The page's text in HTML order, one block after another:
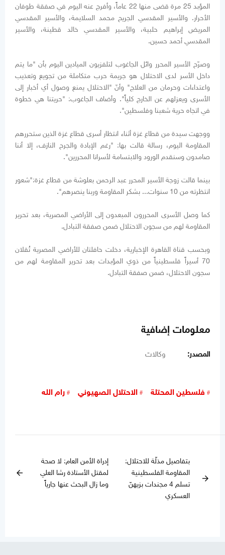
المؤبد 25 مرة قضى منها 22 عاماً، وأفرج عنه اليوم في صفقة طوفان
الأحرار. والأسير المقدسي الجريح محمد السلايمة، والأسير المقدسي
المريض إبراهيم حلبية، والأسير المقدسي خالد قطينة، والأسير
المقدسي أحمد حسين.
وصرّح الأسير المحرر وائل الجاغوب لتلفزيون الميادين اليوم بأن "ما يتم
داخل الأسر لدى الاحتلال هو جريمة حرب متكاملة من تجويع وتعذيب
واعتداءات وحرمان من العلاج" وأنّ "الاحتلال يمنع وصول أي أخبار إلى
الأسرى ويعزلهم عن الخارج كلياً". وأضاف الجاغوب: "حريتنا هي خطوة
في اتجاه حرية شعبنا وفلسطين".
ووجهت سيدة من قطاع غزة أثناء انتظار أسرى قطاع غزة الذين ستحررهم
المقاومة اليوم، رسالة قالت بها: "رغم الإبادة والجرح النازف، إلا أننا
صامدون وسنقدم الورود والابتسامة لأسرانا المحررين".
بينما قالت زوجة الأسير المحرر عبد الرحمن بعلوشة من قطاع غزة:"شعور
انتظرته من 10 سنوات... بشكر المقاومة وربنا ينصرهم".
كما وصل الأسرى المحررون المبعدون إلى الأراضي المصرية، بعد تحرير
المقاومة لهم من سجون الاحتلال ضمن صفقة التبادل.
وبحسب قناة القاهرة الإخبارية، دخلت حافلتان للأراضي المصرية تُقلان
70 أسيراً فلسطينياً من ذوي المؤبدات بعد تحرير المقاومة لهم من
سجون الاحتلال، ضمن صفقة التبادل.
معلومات إضافية
المصدر: وكالات
فلسطين المحتلة الاحتلال الصهيوني رام الله
arrow_forward
بتفاصيل مذلّة للاحتلال:
المقاومة الفلسطينية
تسلم 4 مجندات بزيهنّ
العسكري
إدراة الأمن العام: لا صحة
لمقتل الأستاذة رشا العلي
وما زال البحث عنها جارياً
arrow_back